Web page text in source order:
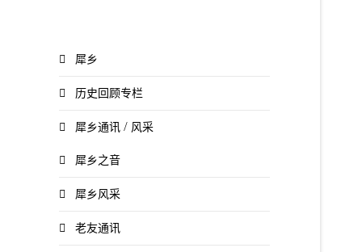
犀乡
历史回顾专栏
犀乡通讯 / 风采
犀乡之音
犀乡风采
老友通讯